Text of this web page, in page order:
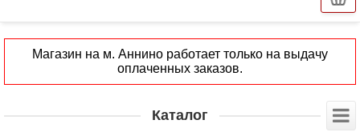
Магазин на м. Аннино работает только на выдачу
оплаченных заказов.
Каталог